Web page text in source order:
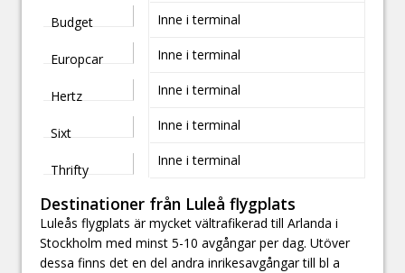
Budget Inne i terminal
Europcar Inne i terminal
Hertz Inne i terminal
Sixt Inne i terminal
Thrifty
Inne i terminal
Destinationer från Luleå flygplats
Luleås flygplats är mycket vältrafikerad till Arlanda i
Stockholm med minst 5-10 avgångar per dag. Utöver
dessa finns det en del andra inrikesavgångar till bl a